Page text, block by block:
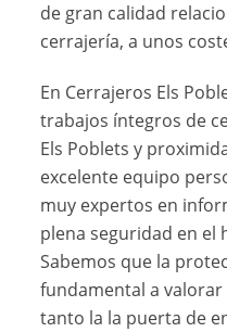
de gran calidad
cerrajería, a unos
En Cerrajeros Els
trabajos íntegros de
Els Poblets y
excelente equipo
muy expertos en
plena seguridad en el
Sabemos que la
fundamental a
tanto la la puerta de